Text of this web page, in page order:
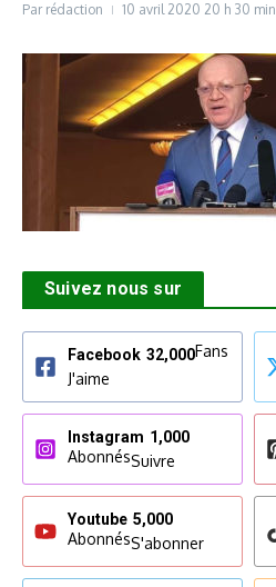
Par rédaction 10 avril 2020 20 h 30 min
Suivez nous sur
Facebook 32,000Fans
J'aime
Instagram 1,000
AbonnésSuivre
Youtube 5,000
AbonnésS'abonner